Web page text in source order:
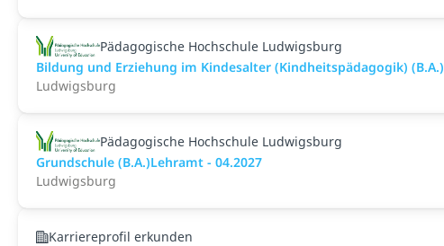
Pädagogische Hochschule Ludwigsburg
Bildung und Erziehung im Kindesalter (Kindheitspädagogik) (B.A.)
Ludwigsburg
Pädagogische Hochschule Ludwigsburg
Grundschule (B.A.)Lehramt - 04.2027
Ludwigsburg
Karriereprofil erkunden